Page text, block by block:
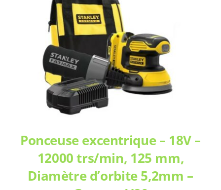
Ponceuse excentrique – 18V –
12000 trs/min, 125 mm,
Diamètre d’orbite 5,2mm –